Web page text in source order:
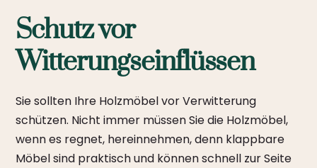
Schutz vor
Witterungseinflüssen
Sie sollten Ihre Holzmöbel vor Verwitterung
schützen. Nicht immer müssen Sie die Holzmöbel,
wenn es regnet, hereinnehmen, denn klappbare
Möbel sind praktisch und können schnell zur Seite